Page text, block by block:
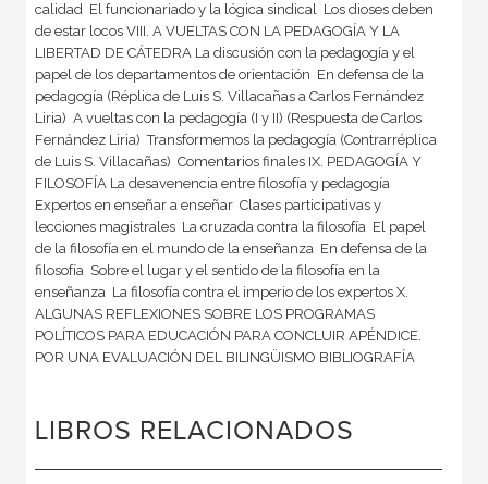
calidad  El funcionariado y la lógica sindical  Los dioses deben
de estar locos VIII. A VUELTAS CON LA PEDAGOGÍA Y LA
LIBERTAD DE CÁTEDRA La discusión con la pedagogía y el
papel de los departamentos de orientación  En defensa de la
pedagogía (Réplica de Luis S. Villacañas a Carlos Fernández
Liria)  A vueltas con la pedagogía (I y II) (Respuesta de Carlos
Fernández Liria)  Transformemos la pedagogía (Contrarréplica
de Luis S. Villacañas)  Comentarios finales IX. PEDAGOGÍA Y
FILOSOFÍA La desavenencia entre filosofía y pedagogía 
Expertos en enseñar a enseñar  Clases participativas y
lecciones magistrales  La cruzada contra la filosofía  El papel
de la filosofía en el mundo de la enseñanza  En defensa de la
filosofía  Sobre el lugar y el sentido de la filosofía en la
enseñanza  La filosofía contra el imperio de los expertos X.
ALGUNAS REFLEXIONES SOBRE LOS PROGRAMAS
POLÍTICOS PARA EDUCACIÓN PARA CONCLUIR APÉNDICE.
POR UNA EVALUACIÓN DEL BILINGÜISMO BIBLIOGRAFÍA
LIBROS RELACIONADOS